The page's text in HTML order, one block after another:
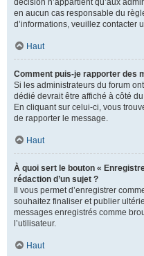
décision n’appartient qu’aux
en aucun cas responsable du
d’informations, veuillez contacter
Haut
Comment puis-je rapporter des
Si les administrateurs du forum
dédié devrait être affiché à côté
En cliquant sur celui-ci, vous
de rapporter le message.
Haut
À quoi sert le bouton «
rédaction d’un sujet ?
Il vous permet d’enregistrer
souhaitez finaliser et publier
messages enregistrés comme
l’utilisateur.
Haut